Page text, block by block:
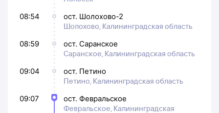
08:54
ост. Шолохово-2
Шолохово, Калининградская область
08:59
ост. Саранское
Саранское, Калининградская область
09:04
ост. Петино
Петино, Калининградская область
09:07
ост. Февральское
Февральское, Калининградская